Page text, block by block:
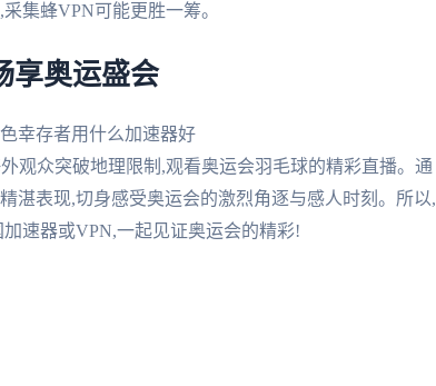
集蜂VPN可能更胜一筹。
享奥运盛会
观众突破地理限制,观看奥运会羽毛球的精彩直播。通
湛表现,切身感受奥运会的激烈角逐与感人时刻。所以,
速器或VPN,一起见证奥运会的精彩!